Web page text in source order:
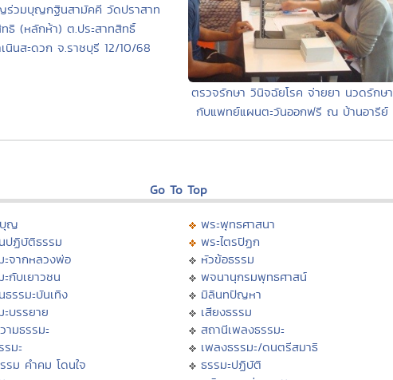
ร่วมบุญกฐินสามัคคี วัดปราสาท
ธิ (หลักห้า) ต.ประสาทสิทธิ์
นินสะดวก จ.ราชบุรี 12/10/68
ตรวจรักษา วินิจฉัยโรค จ่ายยา นวดรักษา
กับแพทย์แผนตะวันออกฟรี ณ บ้านอารีย์
Go To Top
ญ
ปฏิบัติธรรม
ะจากหลวงพ่อ
ะกับเยาวชน
ธรรมะบันเทิง
ะบรรยาย
ามธรรมะ
รมะ
รม คำคม โดนใจ
พระพุทธศาสนา
พระไตรปิฏก
หัวข้อธรรม
พจนานุกรมพุทธศาสน์
มิลินทปัญหา
เสียงธรรม
สถานีเพลงธรรมะ
เพลงธรรมะ/ดนตรีสมาธิ
ธรรมะปฏิบัติ